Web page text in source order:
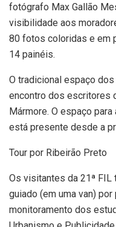
fotógrafo Max Gallão
visibilidade aos
80 fotos coloridas e em
14 painéis.
O tradicional espaço
encontro dos escritores
Mármore. O espaço
está presente desde a
Tour por Ribeirão Preto
Os visitantes da 21ª FIL
guiado (em uma van)
monitoramento dos